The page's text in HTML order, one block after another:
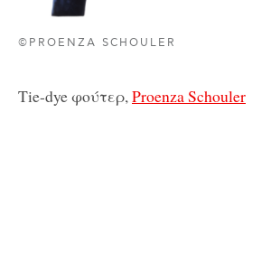
©PROENZA SCHOULER
Tie-dye φούτερ,Proenza Schouler